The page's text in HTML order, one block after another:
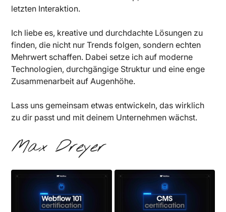
letzten Interaktion.
Ich liebe es, kreative und durchdachte Lösungen zu
finden, die nicht nur Trends folgen, sondern echten
Mehrwert schaffen. Dabei setze ich auf moderne
Technologien, durchgängige Struktur und eine enge
Zusammenarbeit auf Augenhöhe.
Lass uns gemeinsam etwas entwickeln, das wirklich
zu dir passt und mit deinem Unternehmen wächst.
Max Dreyer